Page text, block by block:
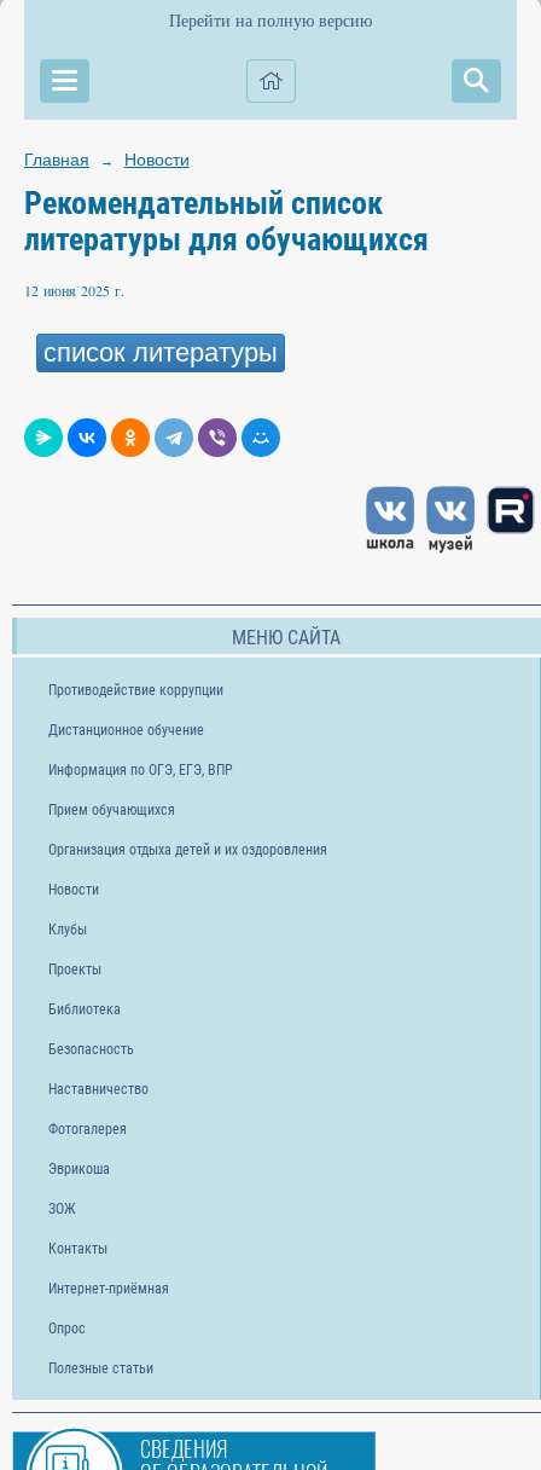
Перейти на полную версию
Главная → Новости
Рекомендательный список
литературы для обучающихся
12 июня 2025 г.
список литературы
МЕНЮ САЙТА
Противодействие коррупции
Дистанционное обучение
Информация по ОГЭ, ЕГЭ, ВПР
Прием обучающихся
Организация отдыха детей и их оздоровления
Новости
Клубы
Проекты
Библиотека
Безопасность
Наставничество
Фотогалерея
Эврикоша
ЗОЖ
Контакты
Интернет-приёмная
Опрос
Полезные статьи